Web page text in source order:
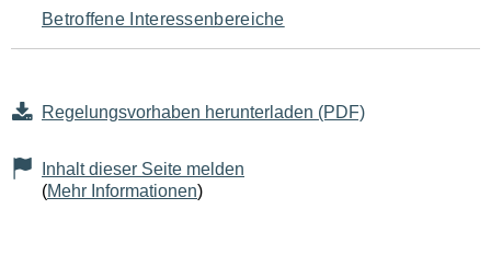
den
Betroffene Interessenbereiche
Regelungsvorhaben herunterladen (PDF)
Inhalt dieser Seite melden
(Mehr Informationen)